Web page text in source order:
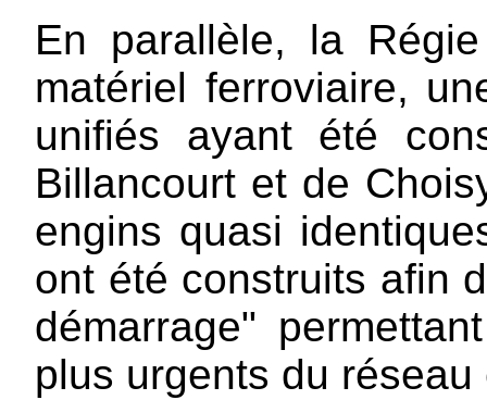
En parallèle, la
matériel ferroviaire,
unifiés ayant été
Billancourt et de
engins quasi
ont été construits afin
démarrage"
plus urgents du